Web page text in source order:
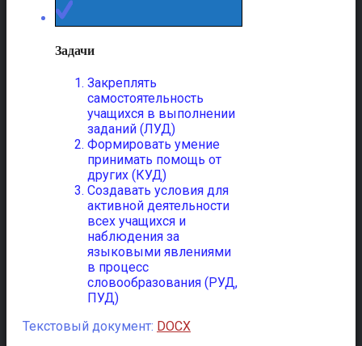
Задачи
Закреплять
самостоятельность
учащихся в выполнении
заданий (ЛУД)
Формировать умение
принимать помощь от
других (КУД)
Создавать условия для
активной деятельности
всех учащихся и
наблюдения за
языковыми явлениями
в процесс
словообразования (РУД,
ПУД)
Текстовый документ: DOCX